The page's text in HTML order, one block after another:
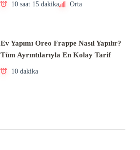
10 saat 15 dakika Orta
Ev Yapımı Oreo Frappe Nasıl Yapılır?
Tüm Ayrıntılarıyla En Kolay Tarif
10 dakika